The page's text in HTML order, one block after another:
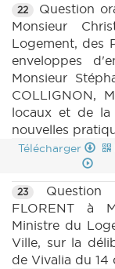
22
Question
Monsieur
Logement, des
enveloppes
Monsieur
COLLIGNON,
locaux et de la
nouvelles
Télécharger
23
Question
FLORENT à
Ministre du
Ville, sur la
de Vivalia du 14